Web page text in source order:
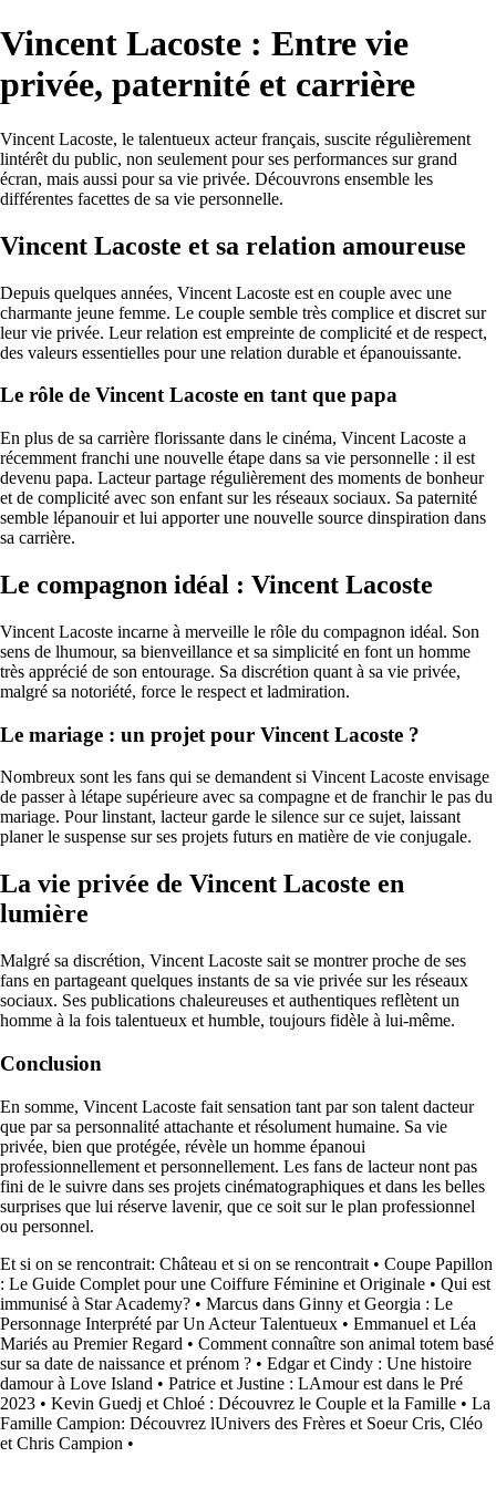
Vincent Lacoste : Entre vie
privée, paternité et carrière
Vincent Lacoste, le talentueux acteur français, suscite régulièrement
lintérêt du public, non seulement pour ses performances sur grand
écran, mais aussi pour sa vie privée. Découvrons ensemble les
différentes facettes de sa vie personnelle.
Vincent Lacoste et sa relation amoureuse
Depuis quelques années, Vincent Lacoste est en couple avec une
charmante jeune femme. Le couple semble très complice et discret sur
leur vie privée. Leur relation est empreinte de complicité et de respect,
des valeurs essentielles pour une relation durable et épanouissante.
Le rôle de Vincent Lacoste en tant que papa
En plus de sa carrière florissante dans le cinéma, Vincent Lacoste a
récemment franchi une nouvelle étape dans sa vie personnelle : il est
devenu papa. Lacteur partage régulièrement des moments de bonheur
et de complicité avec son enfant sur les réseaux sociaux. Sa paternité
semble lépanouir et lui apporter une nouvelle source dinspiration dans
sa carrière.
Le compagnon idéal : Vincent Lacoste
Vincent Lacoste incarne à merveille le rôle du compagnon idéal. Son
sens de lhumour, sa bienveillance et sa simplicité en font un homme
très apprécié de son entourage. Sa discrétion quant à sa vie privée,
malgré sa notoriété, force le respect et ladmiration.
Le mariage : un projet pour Vincent Lacoste ?
Nombreux sont les fans qui se demandent si Vincent Lacoste envisage
de passer à létape supérieure avec sa compagne et de franchir le pas du
mariage. Pour linstant, lacteur garde le silence sur ce sujet, laissant
planer le suspense sur ses projets futurs en matière de vie conjugale.
La vie privée de Vincent Lacoste en
lumière
Malgré sa discrétion, Vincent Lacoste sait se montrer proche de ses
fans en partageant quelques instants de sa vie privée sur les réseaux
sociaux. Ses publications chaleureuses et authentiques reflètent un
homme à la fois talentueux et humble, toujours fidèle à lui-même.
Conclusion
En somme, Vincent Lacoste fait sensation tant par son talent dacteur
que par sa personnalité attachante et résolument humaine. Sa vie
privée, bien que protégée, révèle un homme épanoui
professionnellement et personnellement. Les fans de lacteur nont pas
fini de le suivre dans ses projets cinématographiques et dans les belles
surprises que lui réserve lavenir, que ce soit sur le plan professionnel
ou personnel.
Et si on se rencontrait: Château et si on se rencontrait • Coupe Papillon
: Le Guide Complet pour une Coiffure Féminine et Originale • Qui est
immunisé à Star Academy? • Marcus dans Ginny et Georgia : Le
Personnage Interprété par Un Acteur Talentueux • Emmanuel et Léa
Mariés au Premier Regard • Comment connaître son animal totem basé
sur sa date de naissance et prénom ? • Edgar et Cindy : Une histoire
damour à Love Island • Patrice et Justine : LAmour est dans le Pré
2023 • Kevin Guedj et Chloé : Découvrez le Couple et la Famille • La
Famille Campion: Découvrez lUnivers des Frères et Soeur Cris, Cléo
et Chris Campion •